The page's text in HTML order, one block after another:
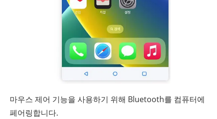
마우스 제어 기능을 사용하기 위해 Bluetooth를 컴퓨터에
페어링합니다.